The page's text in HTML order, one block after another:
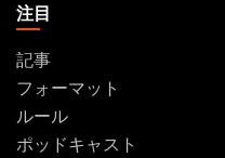
注目
記事
フォーマット
ルール
ポッドキャスト